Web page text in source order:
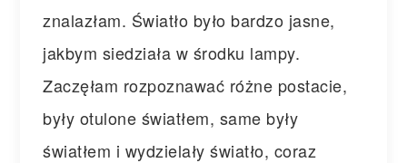
znalazłam. Światło było bardzo jasne,
jakbym siedziała w środku lampy.
Zaczęłam rozpoznawać różne postacie,
były otulone światłem, same były
światłem i wydzielały światło, coraz